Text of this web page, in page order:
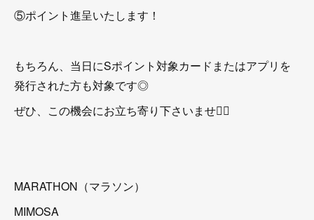
⑤ポイント進呈いたします！
もちろん、当日にSポイント対象カードまたはアプリを
発行された方も対象です◎
ぜひ、この機会にお立ち寄り下さいませ💁‍♀️
MARATHON（マラソン）
MIMOSA